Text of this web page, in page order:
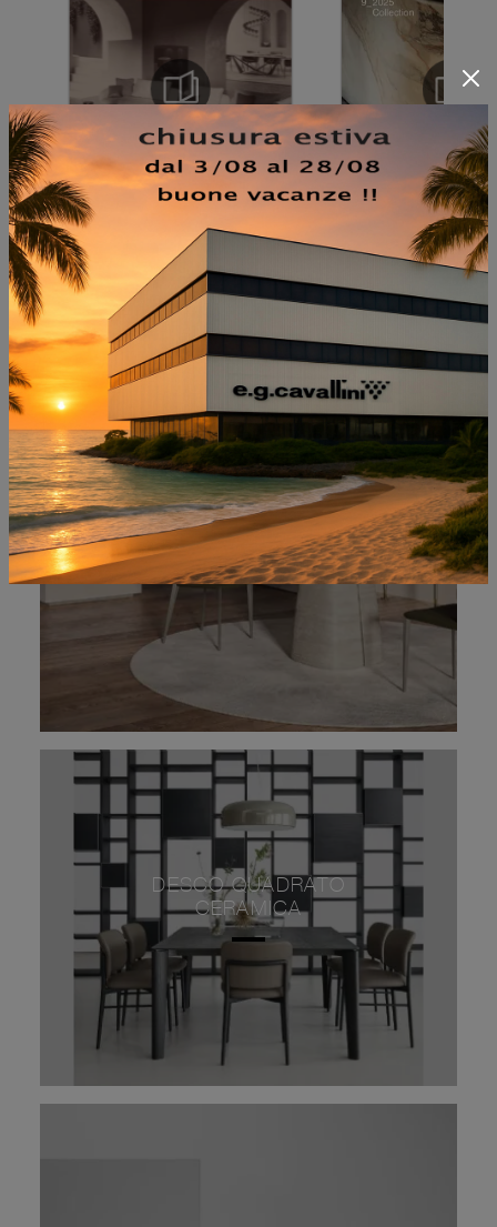
NON PERDERTI ANCHE:
RADO KERAMIK ROUND
DESCO QUADRATO
CERAMICA